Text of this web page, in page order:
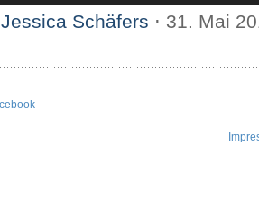
Jessica Schäfers ⋅ 31. Mai